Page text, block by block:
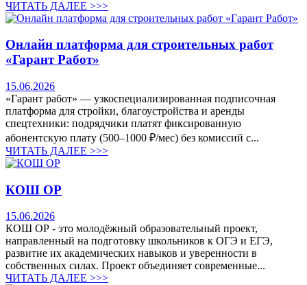
ЧИТАТЬ ДАЛЕЕ >>>
Онлайн платформа для строительных работ
«Гарант Работ»
15.06.2026
«Гарант работ» — узкоспециализированная подписочная
платформа для стройки, благоустройства и аренды
спецтехники: подрядчики платят фиксированную
абонентскую плату (500–1000 ₽/мес) без комиссий с...
ЧИТАТЬ ДАЛЕЕ >>>
КОШ ОР
15.06.2026
КОШ ОР - это молодёжный образовательный проект,
направленный на подготовку школьников к ОГЭ и ЕГЭ,
развитие их академических навыков и уверенности в
собственных силах. Проект объединяет современные...
ЧИТАТЬ ДАЛЕЕ >>>